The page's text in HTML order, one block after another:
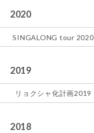
2020
SINGALONG tour 2020
2019
リョクシャ化計画2019
2018